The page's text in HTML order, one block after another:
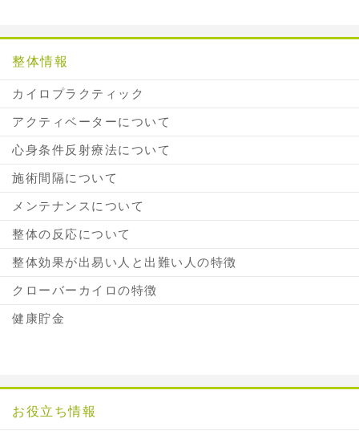
整体情報
カイロプラクティック
アクティベーターについて
心身条件反射療法について
施術間隔について
メンテナンスについて
整体の反応について
整体効果が出易い人と出難い人の特徴
クローバーカイロの特徴
健康貯金
お役立ち情報